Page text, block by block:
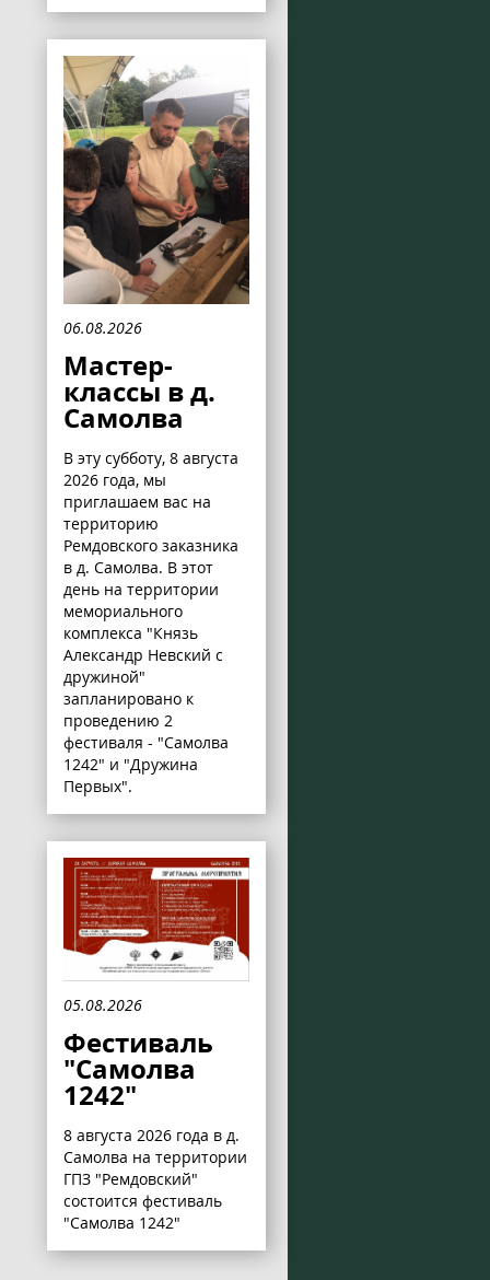
06.08.2026
Мастер-
классы в д.
Самолва
В эту субботу, 8 августа
2026 года, мы
приглашаем вас на
территорию
Ремдовского заказника
в д. Самолва. В этот
день на территории
мемориального
комплекса "Князь
Александр Невский с
дружиной"
запланировано к
проведению 2
фестиваля - "Самолва
1242" и "Дружина
Первых".
05.08.2026
Фестиваль
"Самолва
1242"
8 августа 2026 года в д.
Самолва на территории
ГПЗ "Ремдовский"
состоится фестиваль
"Самолва 1242"